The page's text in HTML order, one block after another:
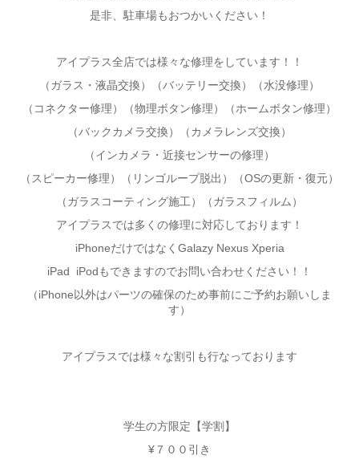
是非、駐車場もおつかいください！
アイプラス全店では様々な修理をしています！！
（ガラス・液晶交換）（バッテリー交換）（水没修理）
（コネクター修理）（物理ボタン修理）（ホームボタン修理）
（バックカメラ交換）（カメラレンズ交換）
（インカメラ・近接センサーの修理）
（スピーカー修理）（リンゴループ脱出）（OSの更新・復元）
（ガラスコーティング施工）（ガラスフィルム）
アイプラスでは多くの修理に対応しております！
iPhoneだけではなくGalazy Nexus Xperia
iPad iPodもできますのでお問い合わせください！！
（iPhone以外はパーツの確保のため事前にご予約お願いしま
す）
アイプラスでは様々な割引も行なっております
学生の方限定【学割】
¥７００引き